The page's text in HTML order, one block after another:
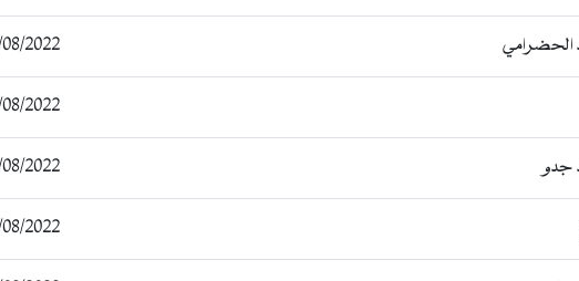
الحضرامي 2022 14:13:49
2022 16:01:18
جدو 2022 10:50:06
2022 17:37:03